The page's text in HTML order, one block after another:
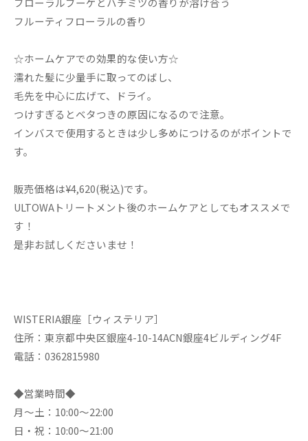
フルーティフローラルの香り
☆ホームケアでの効果的な使い方☆
濡れた髪に少量手に取ってのばし、
毛先を中心に広げて、ドライ。
つけすぎるとベタつきの原因になるので注意。
インバスで使用するときは少し多めにつけるのがポイントで
す。
販売価格は¥4,620(税込)です。
ULTOWAトリートメント後のホームケアとしてもオススメで
す！
是非お試しくださいませ！
WISTERIA銀座［ウィステリア］
住所：東京都中央区銀座4-10-14ACN銀座4ビルディング4F
電話：0362815980
◆営業時間◆
月～土：10:00～22:00
日・祝：10:00～21:00